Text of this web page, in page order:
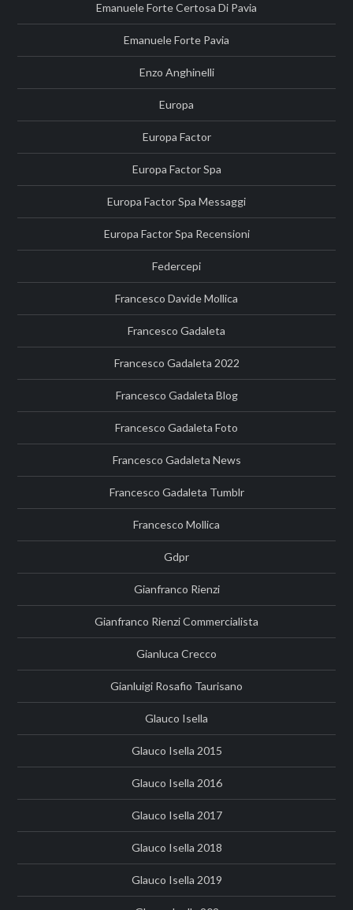
Emanuele Forte Certosa Di Pavia
Emanuele Forte Pavia
Enzo Anghinelli
Europa
Europa Factor
Europa Factor Spa
Europa Factor Spa Messaggi
Europa Factor Spa Recensioni
Federcepi
Francesco Davide Mollica
Francesco Gadaleta
Francesco Gadaleta 2022
Francesco Gadaleta Blog
Francesco Gadaleta Foto
Francesco Gadaleta News
Francesco Gadaleta Tumblr
Francesco Mollica
Gdpr
Gianfranco Rienzi
Gianfranco Rienzi Commercialista
Gianluca Crecco
Gianluigi Rosafio Taurisano
Glauco Isella
Glauco Isella 2015
Glauco Isella 2016
Glauco Isella 2017
Glauco Isella 2018
Glauco Isella 2019